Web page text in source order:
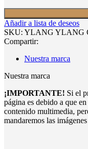
Añadir a lista de deseos
SKU: YLANG YLANG
Compartir:
Nuestra marca
Nuestra marca
¡IMPORTANTE! Si el
página es debido a que
contenido multimedia,
mandaremos las